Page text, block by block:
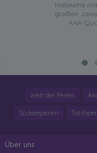
Halskette
großen
AAA-
Welt der Perlen
Südseeperlen
Über uns